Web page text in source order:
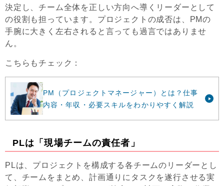
決定し、チーム全体を正しい方向へ導くリーダーとして
の役割も担っています。プロジェクトの成否は、PMの
手腕に大きく左右されると言っても過言ではありませ
ん。
こちらもチェック：
PM（プロジェクトマネージャー）とは？仕事
内容・年収・必要スキルをわかりやすく解説
PLは「現場チームの責任者」
PLは、プロジェクトを構成する各チームのリーダーとし
て、チームをまとめ、計画通りにタスクを遂行させる実